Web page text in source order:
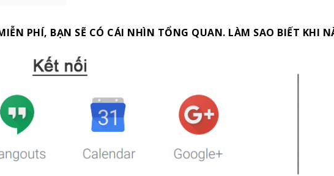
PHÍ, BẠN SẼ CÓ CÁI NHÌN TỔNG QUAN. LÀM SAO BIẾT KHI